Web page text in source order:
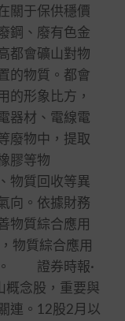
關于保供穩價
鋼、廢有色金
都會礦山對物
物質。都會
的形象比方，
器材、電線電
廢物中，提取
膠等物
質回收等異
向。依據財務
物質綜合應用
物質綜合應用
。 證券時報·
概念股，重要與
連。12股2月以